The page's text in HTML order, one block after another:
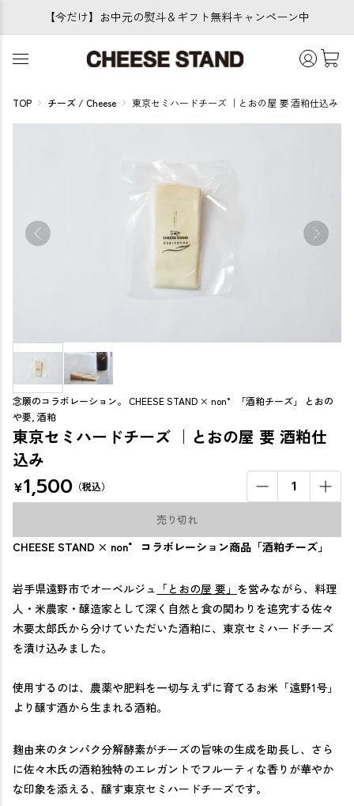
【今だけ】お中元の熨斗＆ギフト無料キャンペーン中
TOP チーズ / Cheese 東京セミハードチーズ ｜とおの屋 要 酒粕仕込み
念願のコラボレーション。 CHEESE STAND × non° 「酒粕チーズ」 とおの
や要, 酒粕
東京セミハードチーズ ｜とおの屋 要 酒粕仕
込み
¥1,500 （税込） 1
売り切れ
CHEESE STAND × non° コラボレーション商品「酒粕チーズ」
岩手県遠野市でオーベルジュ 「とおの屋 要」 を営みながら、料理
人・米農家・醸造家として深く自然と食の関わりを追究する佐々
木要太郎氏から分けていただいた酒粕に、東京セミハードチーズ
を漬け込みました。
使用するのは、農薬や肥料を一切与えずに育てるお米「遠野1号」
より醸す酒から生まれる酒粕。
麹由来のタンパク分解酵素がチーズの旨味の生成を助長し、さら
に佐々木氏の酒粕独特のエレガントでフルーティな香りが華やか
な印象を添える、醸す東京セミハードチーズです。